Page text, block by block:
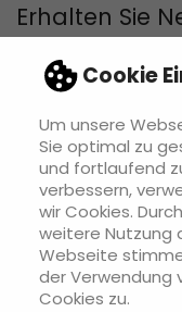
Cookie
Um unsere
Sie optimal zu
und fortlaufend
verbessern,
wir Cookies.
weitere Nutzung
Webseite
der Verwendung
Cookies zu.
Erhalten Sie
Sie können Ihr
Kontaktinformationen
INFOS